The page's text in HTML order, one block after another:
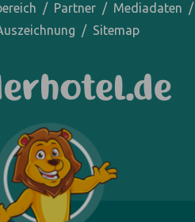
Partner
Mediadaten
Sitemap